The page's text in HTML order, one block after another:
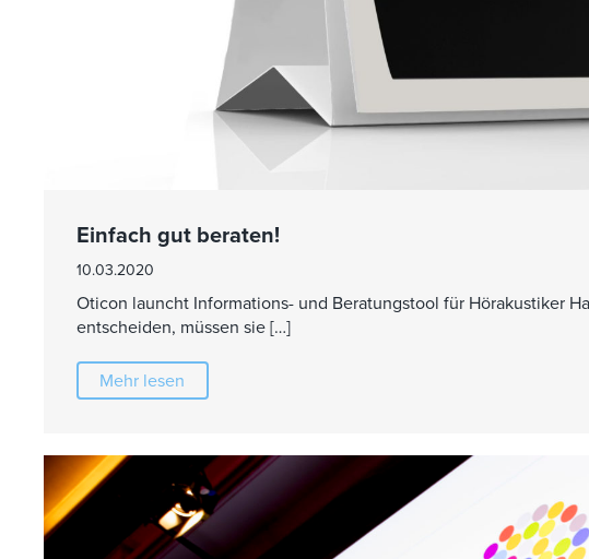
Einfach gut beraten!
10.03.2020
Oticon launcht Informations- und Beratungstool für Hörakustiker
entscheiden, müssen sie […]
Mehr lesen